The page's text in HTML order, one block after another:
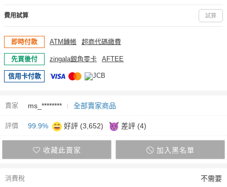
費用試算 試算
即時付款 ATM轉帳 超商代碼繳費
先買後付 zingala銀角零卡 AFTEE
信用卡付款
賣家 ms_******** 全部賣家商品
評價 99.9% 好評 (3,652) 差評 (4)
收藏此賣家 加入黑名單
消費稅 不需要